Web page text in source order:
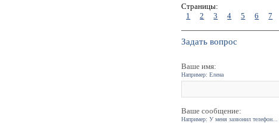
Страницы:
1
2 3 4 5 6 7
Задать вопрос
Ваше имя:
Например: Елена
Ваше сообщение:
Например: У меня зазвонил телефон...